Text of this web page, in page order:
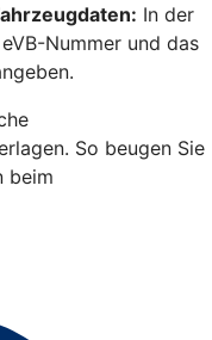
In der
Nummer und das
So beugen Sie
beim